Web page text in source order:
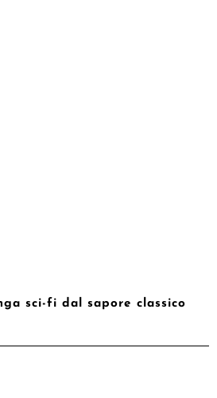
sci-fi dal sapore classico